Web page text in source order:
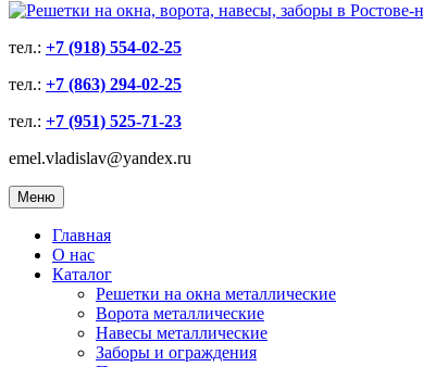
тел.: +7 (918) 554-02-25
тел.: +7 (863) 294-02-25
тел.: +7 (951) 525-71-23
emel.vladislav@yandex.ru
Меню
Главная
О нас
Каталог
Решетки на окна металлические
Ворота металлические
Навесы металлические
Заборы и ограждения